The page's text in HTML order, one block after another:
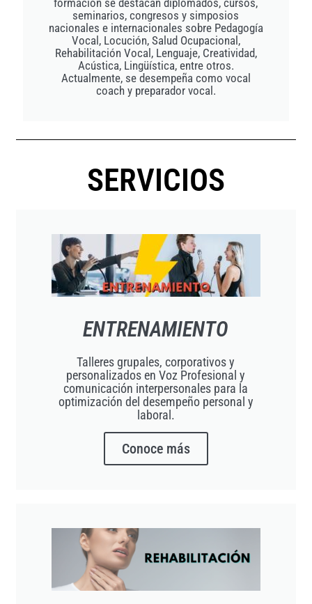
formación se destacan diplomados, cursos,
seminarios, congresos y simposios
nacionales e internacionales sobre Pedagogía
Vocal, Locución, Salud Ocupacional,
Rehabilitación Vocal, Lenguaje, Creatividad,
Acústica, Lingüística, entre otros.
Actualmente, se desempeña como vocal
coach y preparador vocal.
SERVICIOS
ENTRENAMIENTO
Talleres grupales, corporativos y
personalizados en Voz Profesional y
comunicación interpersonales para la
optimización del desempeño personal y
laboral.
Conoce más